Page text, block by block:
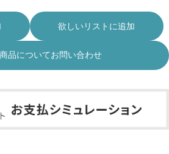
欲しいリストに追加
品についてお問い合わせ